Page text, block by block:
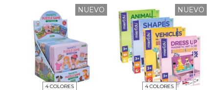
NUEVO
4 COLORES
NUEVO
4 COLORES